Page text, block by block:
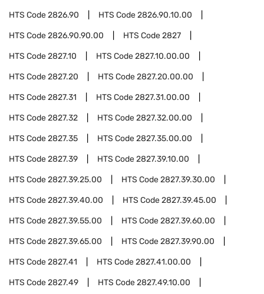
HTS Code2826.90 HTS Code2826.90.10.00
HTS Code2826.90.90.00 HTS Code2827
HTS Code2827.10 HTS Code2827.10.00.00
HTS Code2827.20 HTS Code2827.20.00.00
HTS Code2827.31 HTS Code2827.31.00.00
HTS Code2827.32 HTS Code2827.32.00.00
HTS Code2827.35 HTS Code2827.35.00.00
HTS Code2827.39 HTS Code2827.39.10.00
HTS Code2827.39.25.00 HTS Code2827.39.30.00
HTS Code2827.39.40.00 HTS Code2827.39.45.00
HTS Code2827.39.55.00 HTS Code2827.39.60.00
HTS Code2827.39.65.00 HTS Code2827.39.90.00
HTS Code2827.41 HTS Code2827.41.00.00
HTS Code2827.49 HTS Code2827.49.10.00